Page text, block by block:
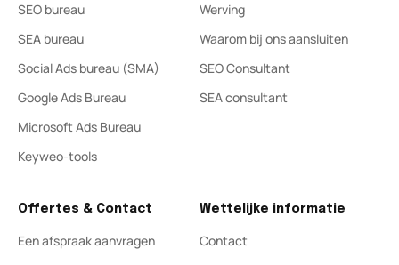
SEO bureau
SEA bureau
Social Ads bureau (SMA)
Google Ads Bureau
Microsoft Ads Bureau
Keyweo-tools
Werving
Waarom bij ons aansluiten
SEO Consultant
SEA consultant
Offertes & Contact
Een afspraak aanvragen
Wettelijke informatie
Contact